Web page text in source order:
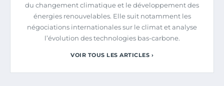
du changement climatique et le développement des
énergies renouvelables. Elle suit notamment les
négociations internationales sur le climat et analyse
l’évolution des technologies bas-carbone.
VOIR TOUS LES ARTICLES ›